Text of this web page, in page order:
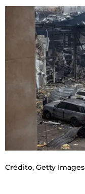
Crédito, Getty Images